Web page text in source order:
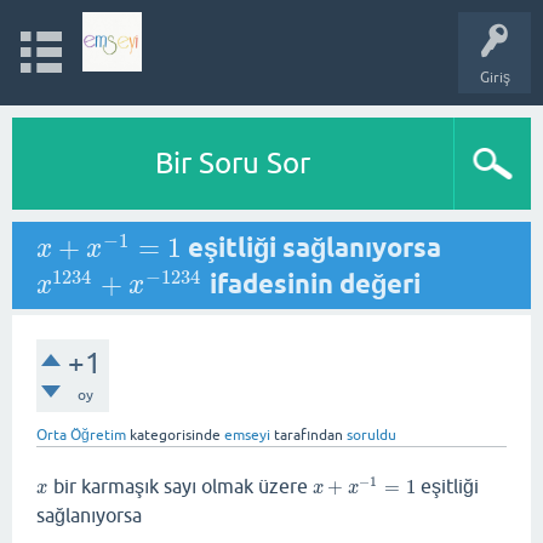
Giriş
Bir Soru Sor
x + x−1 = 1
x+x−1=1 eşitliği sağlanıyorsa
x1234 + x−1234
x1234+ x−1234 ifadesinin değeri
+1
oy
Orta Öğretim kategorisinde emseyi tarafından soruldu
x
x bir karmaşık sayı olmak üzere x + x−1 = 1
x+x −1=1
eşitliği
sağlanıyorsa